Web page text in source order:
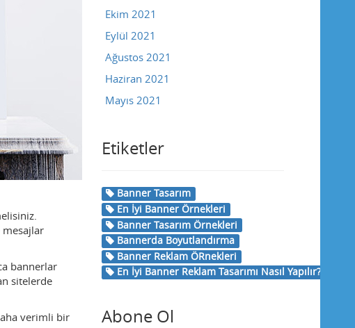
mesajlar
bannerlar
sitelerde
verimli bir
Ekim 2021
Eylül 2021
Ağustos 2021
Haziran 2021
Mayıs 2021
Etiketler
Banner Tasarım
En İyi Banner Örnekleri
Banner Tasarım Örnekleri
Bannerda Boyutlandırma
Banner Reklam ÖRnekleri
En İyi Banner Reklam Tasarımı Nasıl Yapılır?
Abone Ol